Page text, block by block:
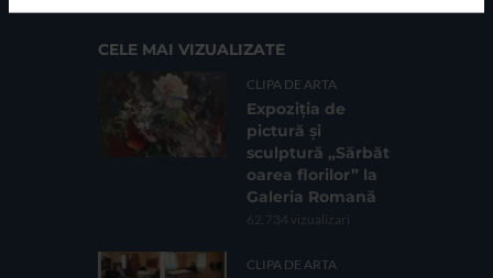
CELE MAI VIZUALIZATE
CLIPA DE ARTA
Expoziția de
pictură și
sculptură „Sărbăt
oarea florilor” la
Galeria Romană
62.734 vizualizari
CLIPA DE ARTA